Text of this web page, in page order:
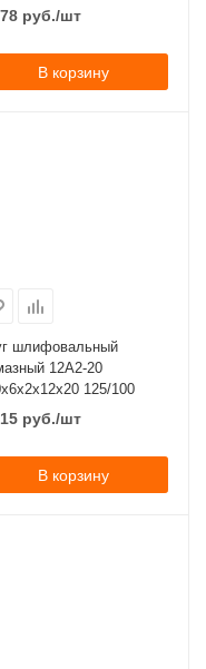
руб./шт
В корзину
шлифовальный
12А2-20
125/100
руб./шт
В корзину